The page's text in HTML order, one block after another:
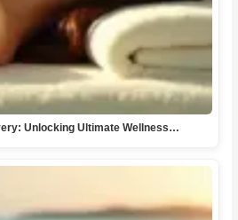
Unlocking Ultimate Wellness…